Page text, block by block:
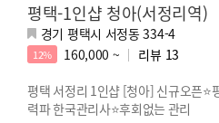
평택-1인샵 청아(서정리역)
경기 평택시 서정동 334-4
12% 160,000 ~ 리뷰 13
평택 서정리 1인샵 [청아] 신규오픈⭐
력파 한국관리사⭐후회없는 관리